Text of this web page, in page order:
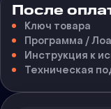
После
Ключ товара
Программа /
Инструкция к
Техническая